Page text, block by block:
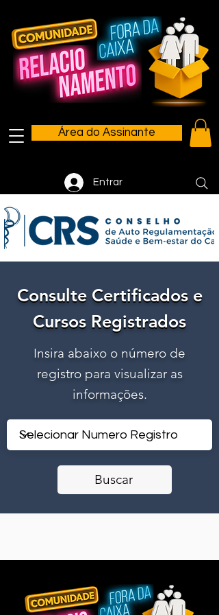
Área do Assinante
Entrar
Consulte Certificados e
Cursos Registrados
Consulte Certificados e
Cursos Registrados
Insira abaixo o número de
registro para visualizar as
informações.
Buscar